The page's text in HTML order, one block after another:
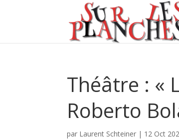
Théâtre : «
Roberto
par Laurent Schteiner | 12 Oct